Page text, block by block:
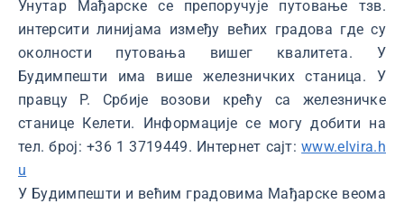
Унутар Мађарске се препоручује путовање тзв.
интерсити линијама између већих градова где су
околности путовања вишег квалитета. У
Будимпешти има више железничких станица. У
правцу Р. Србије возови крећу са железничке
станице Келети. Информације се могу добити на
тел. број: +36 1 3719449. Интернет сајт:www.elvira.h
u
У Будимпешти и већим градовима Мађарске веома